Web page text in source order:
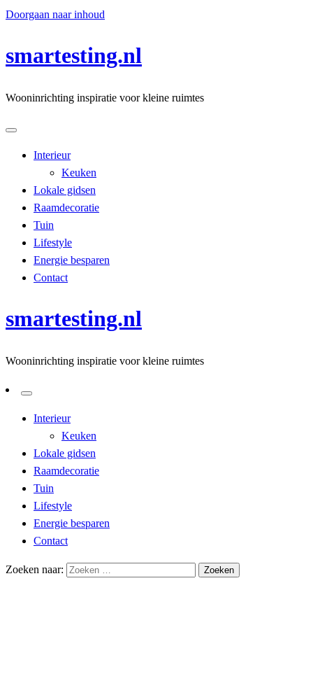
Doorgaan naar inhoud
smartesting.nl
Wooninrichting inspiratie voor kleine ruimtes
Interieur
Keuken
Lokale gidsen
Raamdecoratie
Tuin
Lifestyle
Energie besparen
Contact
smartesting.nl
Wooninrichting inspiratie voor kleine ruimtes
Interieur
Keuken
Lokale gidsen
Raamdecoratie
Tuin
Lifestyle
Energie besparen
Contact
Zoeken naar: